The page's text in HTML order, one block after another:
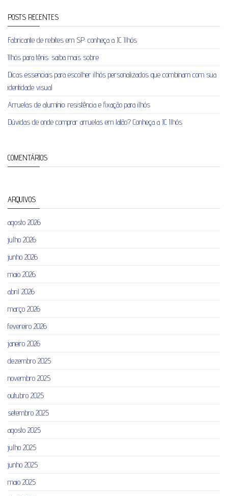
POSTS RECENTES
Fabricante de rebites em SP: conheça a JC Ilhós
Ilhós para tênis: saiba mais sobre
Dicas essenciais para escolher ilhós personalizados que combinam com sua
identidade visual
Arruelas de alumínio: resistência e fixação para ilhós
Dúvidas de onde comprar arruelas em latão? Conheça a JC Ilhós
COMENTÁRIOS
ARQUIVOS
agosto 2026
julho 2026
junho 2026
maio 2026
abril 2026
março 2026
fevereiro 2026
janeiro 2026
dezembro 2025
novembro 2025
outubro 2025
setembro 2025
agosto 2025
julho 2025
junho 2025
maio 2025